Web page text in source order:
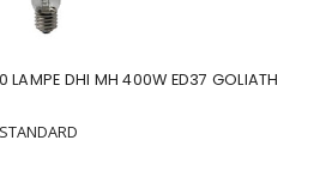
DHI MH 400W ED37 GOLIATH